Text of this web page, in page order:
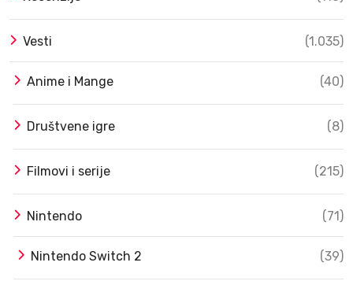
Vesti (1.035)
Anime i Mange (40)
Društvene igre (8)
Filmovi i serije (215)
Nintendo (71)
Nintendo Switch 2 (39)